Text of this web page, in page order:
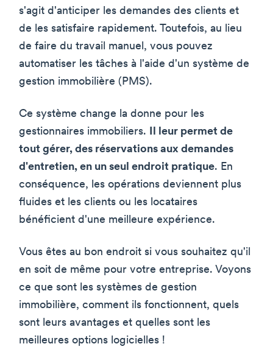
s'agit d'anticiper les demandes des clients et
de les satisfaire rapidement. Toutefois, au lieu
de faire du travail manuel, vous pouvez
automatiser les tâches à l'aide d'un système de
gestion immobilière (PMS).
Ce système change la donne pour les
gestionnaires immobiliers.
Il leur permet de
tout gérer, des réservations aux demandes
d'entretien, en un seul endroit pratique. En
conséquence, les opérations deviennent plus
fluides et les clients ou les locataires
bénéficient d'une meilleure expérience.
Vous êtes au bon endroit si vous souhaitez qu'il
en soit de même pour votre entreprise. Voyons
ce que sont les systèmes de gestion
immobilière, comment ils fonctionnent, quels
sont leurs avantages et quelles sont les
meilleures options logicielles !